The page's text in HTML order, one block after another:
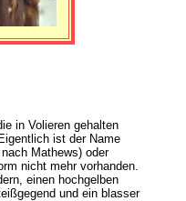
in Volieren gehalten
ist der Name
Mathews) oder
nicht mehr vorhanden.
einen hochgelben
und ein blasser